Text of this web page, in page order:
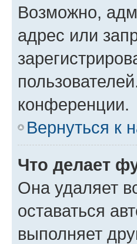
Возможно,
адрес или
конференции.
Вернуться к
Что делает
Она удаляет
оставаться
выполняет